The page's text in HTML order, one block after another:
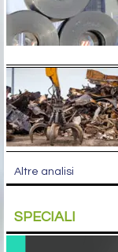
Altre analisi
SPECIALI